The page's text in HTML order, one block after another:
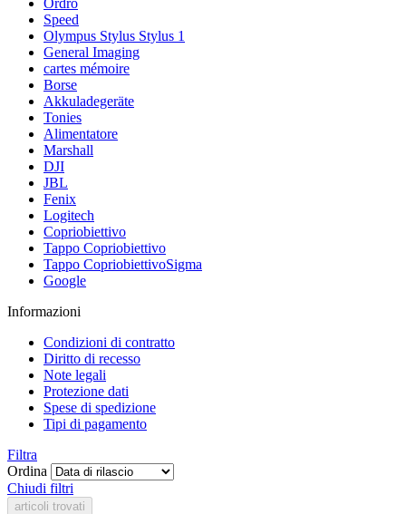
Ordro
Speed
Olympus Stylus Stylus 1
General Imaging
cartes mémoire
Borse
Akkuladegeräte
Tonies
Alimentatore
Marshall
DJI
JBL
Fenix
Logitech
Copriobiettivo
Tappo Copriobiettivo
Tappo CopriobiettivoSigma
Google
Informazioni
Condizioni di contratto
Diritto di recesso
Note legali
Protezione dati
Spese di spedizione
Tipi di pagamento
Filtra
Ordina
Chiudi filtri
articoli trovati